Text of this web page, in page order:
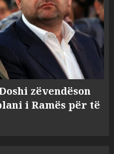
zëvendëson
i Ramës për të